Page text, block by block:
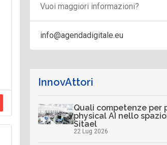
Vuoi maggiori informazioni?
info@agendadigitale.eu
InnovAttori
Quali competenze per
physical AI nello
Sitael
22 Lug 2026